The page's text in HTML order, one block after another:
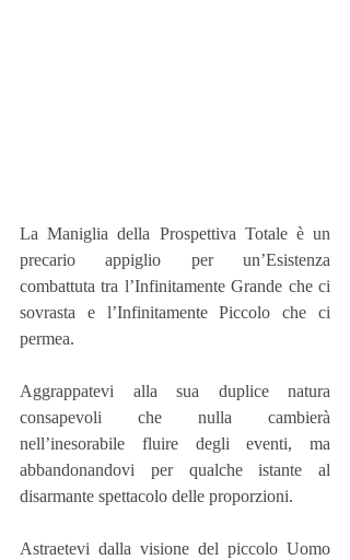
La Maniglia della Prospettiva Totale è un
precario appiglio per un’Esistenza
combattuta tra l’Infinitamente Grande che ci
sovrasta e l’Infinitamente Piccolo che ci
permea.
Aggrappatevi alla sua duplice natura
consapevoli che nulla cambierà
nell’inesorabile fluire degli eventi, ma
abbandonandovi per qualche istante al
disarmante spettacolo delle proporzioni.
Astraetevi dalla visione del piccolo Uomo